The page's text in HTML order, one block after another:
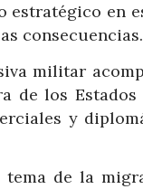
estratégico en
consecuencias.
militar
de los
y
de la